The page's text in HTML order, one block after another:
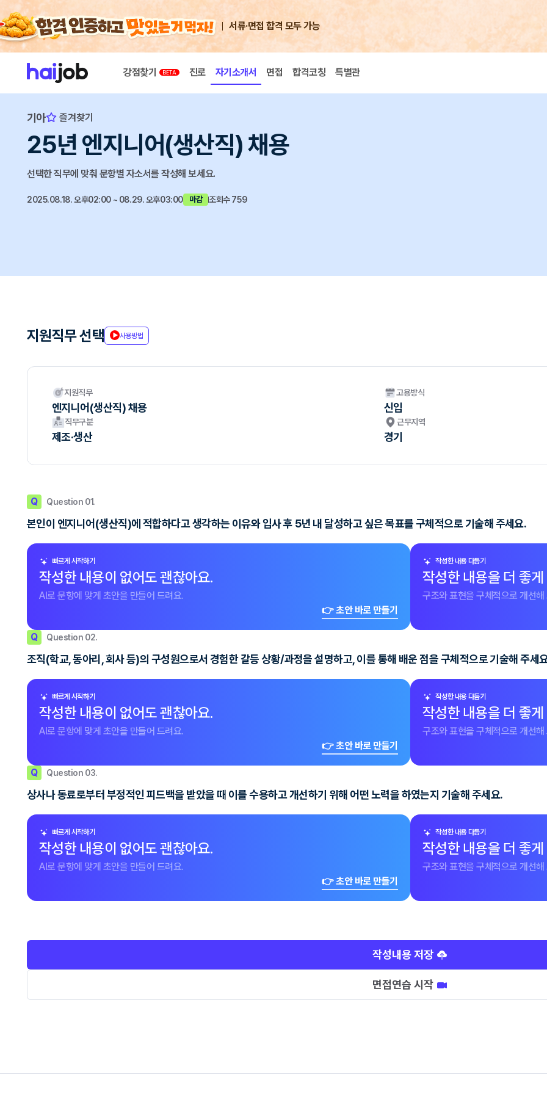
서류·면접 합격 모두 가능
강점찾기 진로 자기소개서 면접 합격코칭 특별관
기아 즐겨찾기
25년 엔지니어(생산직) 채용
선택한 직무에 맞춰 문항별 자소서를 작성해 보세요.
2025.08.18. 오후02:00 ~ 08.29. 오후03:00 마감 조회수 759
지원직무 선택 사용방법
지원직무
엔지니어(생산직) 채용
고용방식
신입
직무구분
제조·생산
근무지역
경기
Q Question 01.
본인이 엔지니어(생산직)에 적합하다고 생각하는 이유와 입사 후 5년 내 달성하고 싶은 목표를 구체적으로 기술해 주세요.
빠르게 시작하기
작성한 내용이 없어도 괜찮아요.
AI로 문항에 맞게 초안을 만들어 드려요.
👉 초안 바로 만들기
작성한 내용 다듬기
작성한 내용을 더 좋
구조와 표현을 구체적으로 개선해
Q Question 02.
조직(학교, 동아리, 회사 등)의 구성원으로서 경험한 갈등 상황/과정을 설명하고, 이를 통해 배운 점을 구체적으로 기술해 주세
빠르게 시작하기
작성한 내용이 없어도 괜찮아요.
AI로 문항에 맞게 초안을 만들어 드려요.
👉 초안 바로 만들기
작성한 내용 다듬기
작성한 내용을 더 좋
구조와 표현을 구체적으로 개선해
Q Question 03.
상사나 동료로부터 부정적인 피드백을 받았을 때 이를 수용하고 개선하기 위해 어떤 노력을 하였는지 기술해 주세요.
빠르게 시작하기
작성한 내용이 없어도 괜찮아요.
AI로 문항에 맞게 초안을 만들어 드려요.
👉 초안 바로 만들기
작성한 내용 다듬기
작성한 내용을 더 좋
구조와 표현을 구체적으로 개선해
작성내용 저장
면접연습 시작